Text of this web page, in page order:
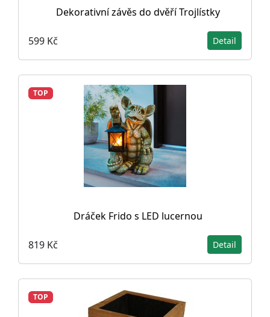
Dekorativní závěs do dvěří Trojlístky
599 Kč Detail
TOP
Dráček Frido s LED lucernou
819 Kč Detail
TOP